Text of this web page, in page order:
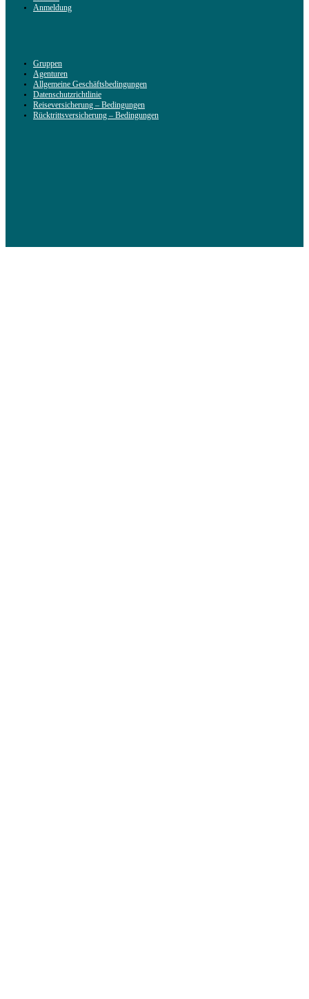
Anmeldung
Gruppen
Agenturen
Allgemeine Geschäftsbedingungen
Datenschutzrichtlinie
Reiseversicherung – Bedingungen
Rücktrittsversicherung – Bedingungen